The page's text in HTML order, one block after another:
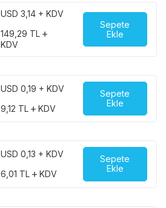
USD 3,14 + KDV
149,29 TL
KDV
Sepete
Ekle
USD 0,19 + KDV
9,12 TL KDV
Sepete
Ekle
USD 0,13 + KDV
6,01 TL KDV
Sepete
Ekle